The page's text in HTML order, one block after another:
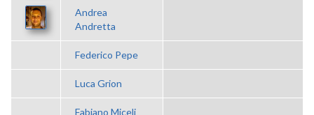
Andrea
Andretta
Federico Pepe
Luca Grion
Fabiano Miceli